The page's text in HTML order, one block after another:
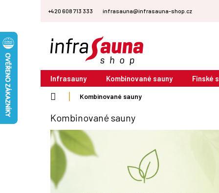
+420 608 713 333 infrasauna@infrasauna-shop.cz
Infrasauny Kombinované sauny Finské
Kombinované sauny
Kombinované sauny